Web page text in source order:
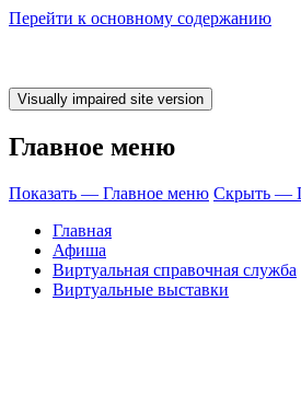
Перейти к основному содержанию
Главное меню
Показать — Главное меню Скрыть —
Главная
Афиша
Виртуальная справочная служба
Виртуальные выставки